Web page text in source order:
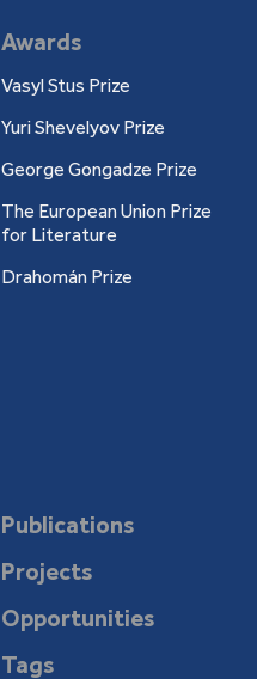
Awards
Vasyl Stus Prize
Yuri Shevelyov Prize
George Gongadze Prize
The European Union Prize
for Literature
Drahomán Prize
Publications
Projects
Opportunities
Tags